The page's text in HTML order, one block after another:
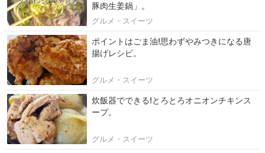
豚肉生姜鍋」。
グルメ・スイーツ
ポイントはごま油!思わずやみつきになる唐
揚げレシピ。
グルメ・スイーツ
炊飯器でできる!とろとろオニオンチキンス
ープ。
グルメ・スイーツ